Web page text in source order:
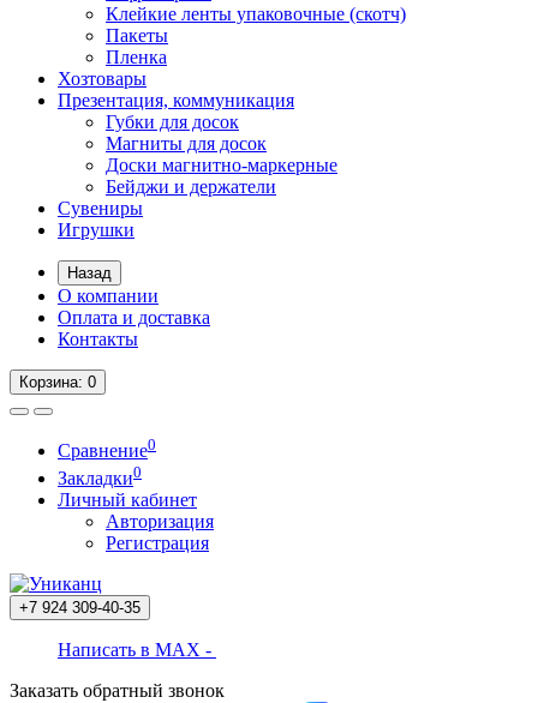
Клейкие ленты упаковочные (скотч)
Пакеты
Пленка
Хозтовары
Презентация, коммуникация
Губки для досок
Магниты для досок
Доски магнитно-маркерные
Бейджи и держатели
Сувениры
Игрушки
Назад
О компании
Оплата и доставка
Контакты
Корзина: 0
Сравнение0
Закладки0
Личный кабинет
Авторизация
Регистрация
+7 924 309-40-35
Написать в MAX -
Заказать обратный звонок